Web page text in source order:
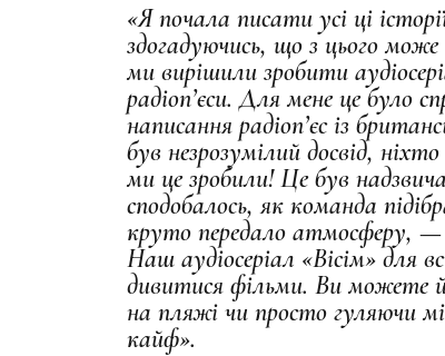
«Я почала писати усі ці
здогадуючись, що з цього
ми вирішили зробити
радіоп’єси. Для мене це було
написання радіоп’єс із
був незрозумілий досвід,
ми це зробили! Це був
сподобалось, як команда
круто передало атмосферу, —
Наш аудіосеріал «Вісім»
дивитися фільми. Ви можете
на пляжі чи просто гуляючи
кайф».